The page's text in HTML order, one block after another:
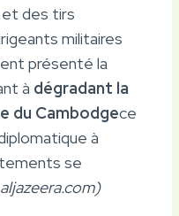
des tirs
militaires
présenté la
à dégradant la
du Cambodgece
à
se